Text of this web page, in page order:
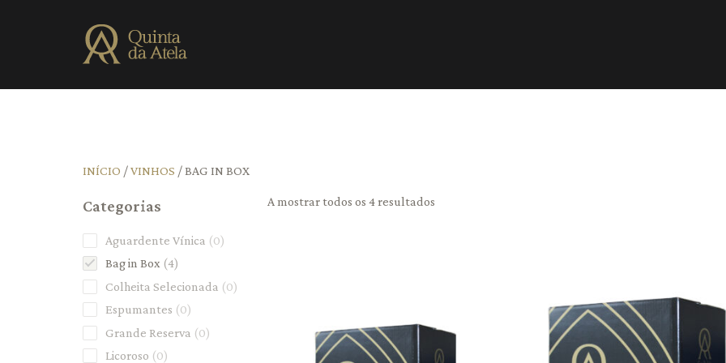
INÍCIO /VINHOS / BAG IN BOX
Categorias
Aguardente Vínica
0
Bag in Box 4
Colheita Selecionada
0
Espumantes
0
Grande Reserva
0
Licoroso
0
A mostrar todos os 4 resultados